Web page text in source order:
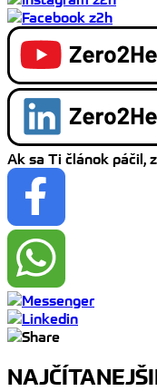
Ak sa Ti článok páčil,